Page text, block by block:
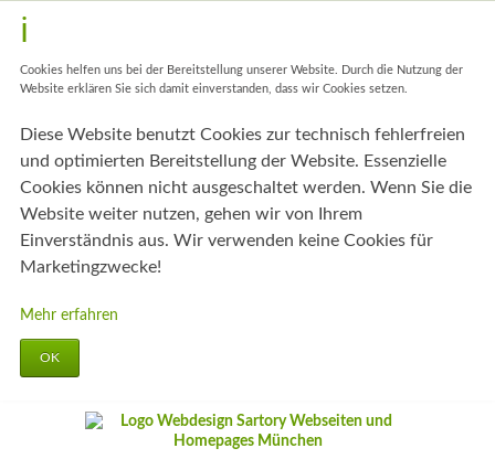
Cookies helfen uns bei der Bereitstellung unserer Website. Durch die Nutzung der
Website erklären Sie sich damit einverstanden, dass wir Cookies setzen.
Diese Website benutzt Cookies zur technisch fehlerfreien
und optimierten Bereitstellung der Website. Essenzielle
Cookies können nicht ausgeschaltet werden. Wenn Sie die
Website weiter nutzen, gehen wir von Ihrem
Einverständnis aus. Wir verwenden keine Cookies für
Marketingzwecke!
Mehr erfahren
OK